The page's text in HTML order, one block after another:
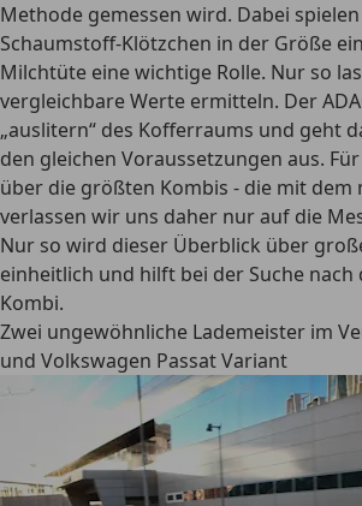
Methode gemessen wird. Dabei
Schaumstoff-Klötzchen in der Größe
Milchtüte eine wichtige Rolle. Nur so
vergleichbare Werte ermitteln. Der
„auslitern“ des Kofferraums und geht
den gleichen Voraussetzungen aus.
über die größten Kombis - die mit dem
verlassen wir uns daher nur auf die
Nur so wird dieser Überblick über
einheitlich und hilft bei der Suche
Kombi.
Zwei ungewöhnliche Lademeister im
und Volkswagen Passat Variant